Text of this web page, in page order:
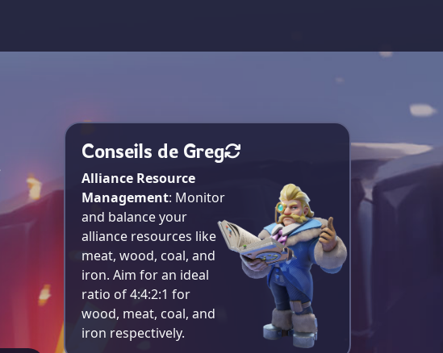
Conseils de Greg
Alliance Resource
Management: Monitor
and balance your
alliance resources like
meat, wood, coal, and
iron. Aim for an ideal
ratio of 4:4:2:1 for
wood, meat, coal, and
iron respectively​.